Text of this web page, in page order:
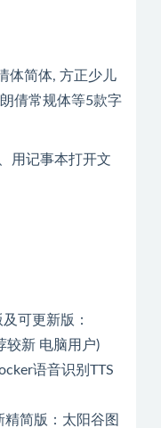
体简体, 方正少儿
倩常规体等5款字
用记事本打开文
可更新版：
较新 电脑用户)
语音识别TTS
简版：太阳谷图